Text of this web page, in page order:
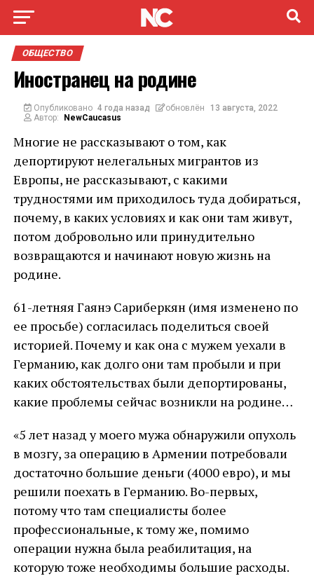
ОБЩЕСТВО
Иностранец на родине
Опубликовано 4 года назад обновлён
13 августа, 2022
Автор:
NewCaucasus
Многие не рассказывают о том, как
депортируют нелегальных мигрантов из
Европы, не рассказывают, с какими
трудностями им приходилось туда добираться,
почему, в каких условиях и как они там живут,
потом добровольно или принудительно
возвращаются и начинают новую жизнь на
родине.
61-летняя Гаянэ Сариберкян (имя изменено по
ее просьбе) согласилась поделиться своей
историей. Почему и как она с мужем уехали в
Германию, как долго они там пробыли и при
каких обстоятельствах были депортированы,
какие проблемы сейчас возникли на родине…
«5 лет назад у моего мужа обнаружили опухоль
в мозгу, за операцию в Армении потребовали
достаточно большие деньги (4000 евро), и мы
решили поехать в Германию. Во-первых,
потому что там специалисты более
профессиональные, к тому же, помимо
операции нужна была реабилитация, на
которую тоже необходимы большие расходы.